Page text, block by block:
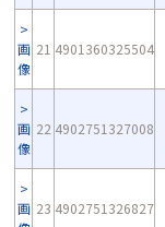
画
像
21 4901360325504
画
像
22 4902751327008
画 23 4902751326827